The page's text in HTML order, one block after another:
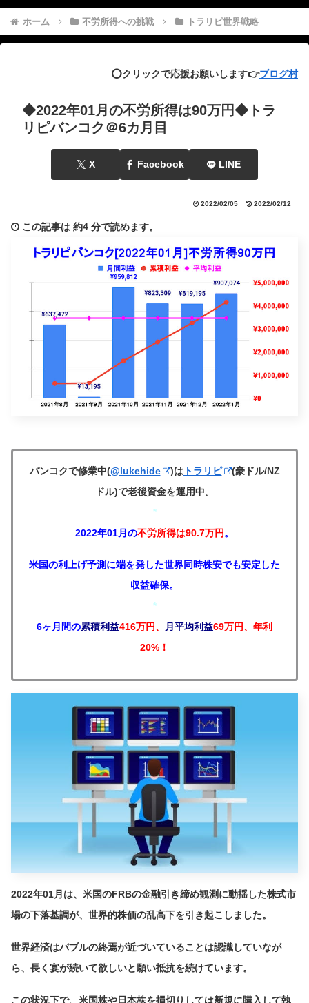
ホーム 不労所得への挑戦 トラリピ世界戦略
⭕️クリックで応援お願いします👉ブログ村
◆2022年01月の不労所得は90万円◆トラ
リピバンコク＠6カ月目
X Facebook LINE
2022/02/05 2022/02/12
この記事は 約4 分で読めます。
バンコクで修業中(@lukehide )はトラリピ
(豪ドル/NZ
ドル)で老後資金を運用中。
*
2022年01月の不労所得は90.7万円。
米国の利上げ予測に端を発した世界同時株安でも安定した
収益確保。
*
6ヶ月間の累積利益416万円、 月平均利益69万円、年利
20%！
2022年01月は、米国のFRBの金融引き締め観測に動揺した株式市
場の下落基調が、世界的株価の乱高下を引き起こしました。
世界経済はバブルの終焉が近づいていることは認識していなが
ら、長く宴が続いて欲しいと願い抵抗を続けています。
この状況下で、米国株や日本株を損切りしては新規に購入して執